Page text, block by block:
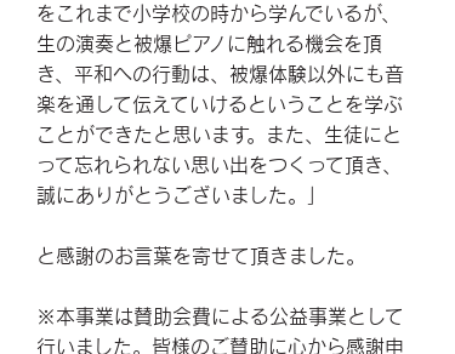
をこれまで小学校の時から学んでいるが、
生の演奏と被爆ピアノに触れる機会を頂
き、平和への行動は、被爆体験以外にも音
楽を通して伝えていけるということを学ぶ
ことができたと思います。また、生徒にと
って忘れられない思い出をつくって頂き、
誠にありがとうございました。」
と感謝のお言葉を寄せて頂きました。
※本事業は賛助会費による公益事業として
行いました。皆様のご賛助に心から感謝申